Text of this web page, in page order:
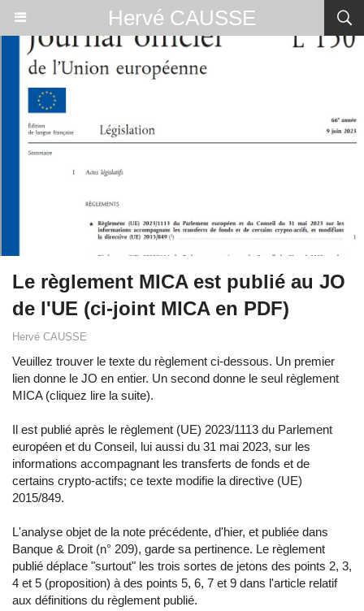
Hervé CAUSSE
Le règlement MICA est publié au JO
de l'UE (ci-joint MICA en PDF)
Hervé CAUSSE
Veuillez trouver le texte du règlement ci-dessous. Un premier
lien donne le JO en entier. Un second donne le seul règlement
MICA (cliquez lire la suite).
Il est publié après le règlement (UE) 2023/1113 du Parlement
européen et du Conseil, lui aussi du 31 mai 2023, sur les
informations accompagnant les transferts de fonds et de
certains crypto-actifs; ce texte modifie la directive (UE)
2015/849.
L'analyse objet de la note précédente, d'hier, et publiée dans
Banque & Droit (n° 209), garde sa pertinence. Le règlement
publié déplace "surtout" les trois sortes de jetons des points 2, 3,
4 et 5 (proposition) à des points 5, 6, 7 et 9 dans l'article relatif
aux définitions du règlement publié.